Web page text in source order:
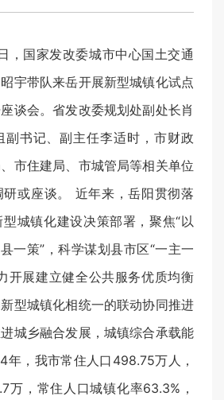
国家发改委城市中心国土交通
宇带队来岳开展新型城镇化试点
谈会。省发改委规划处副处长肖
副书记、副主任李适时，市财政
市住建局、市城管局等相关单位
或座谈。 近年来，岳阳贯彻落
城镇化建设决策部署，聚焦“以
一策”，科学谋划县市区“一主一
开展建立健全公共服务优质均衡
型城镇化相统一的联动协同推进
城乡融合发展，城镇综合承载能
年，我市常住人口498.75万人，
万，常住人口城镇化率63.3%，